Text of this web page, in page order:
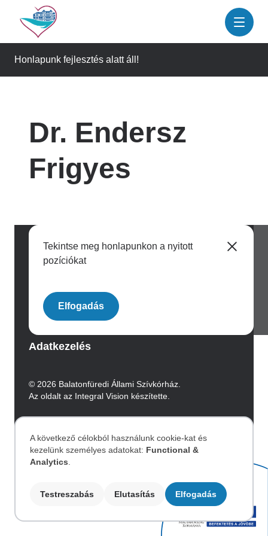
tartalomra
Honlapunk fejlesztés alatt áll!
Dr. Endersz
Frigyes
Tekintse meg honlapunkon a nyitott
pozíciókat
Elfogadás
Archívum
Adatkezelés
© 2026 Balatonfüredi Állami Szívkórház.
Az oldalt az Integral Vision készítette.
Image
Személyes
adatok
A következő célokból használunk cookie-kat és
kezelünk személyes adatokat: Functional &
Analytics
Testreszabás Elutasítás Elfogadás